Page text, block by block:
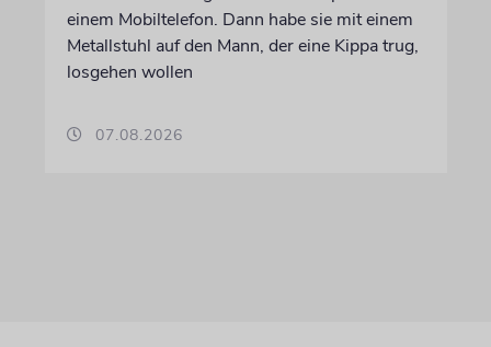
einem Mobiltelefon. Dann habe sie mit einem
Metallstuhl auf den Mann, der eine Kippa trug,
losgehen wollen
07.08.2026